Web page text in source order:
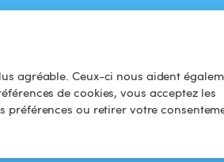
agréable. Ceux-ci nous aident
de cookies, vous acceptez les
préférences ou retirer votre